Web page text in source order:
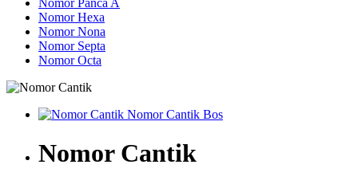
Nomor Panca A
Nomor Hexa
Nomor Nona
Nomor Septa
Nomor Octa
Nomor Cantik